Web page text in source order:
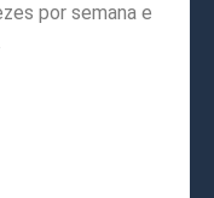
por semana e